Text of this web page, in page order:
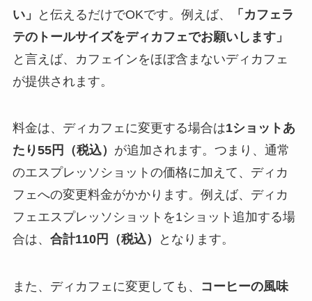
い」
と伝えるだけでOKです。例えば、
「カフェラ
テのトールサイズをディカフェでお願いします」
と言えば、カフェインをほぼ含まないディカフェ
が提供されます。
料金は、ディカフェに変更する場合は1ショットあ
たり55円（税込） が追加されます。つまり、通常
のエスプレッソショットの価格に加えて、ディカ
フェへの変更料金がかかります。例えば、ディカ
フェエスプレッソショットを1ショット追加する場
合は、 合計110円（税込） となります。
また、ディカフェに変更しても、
コーヒーの風味